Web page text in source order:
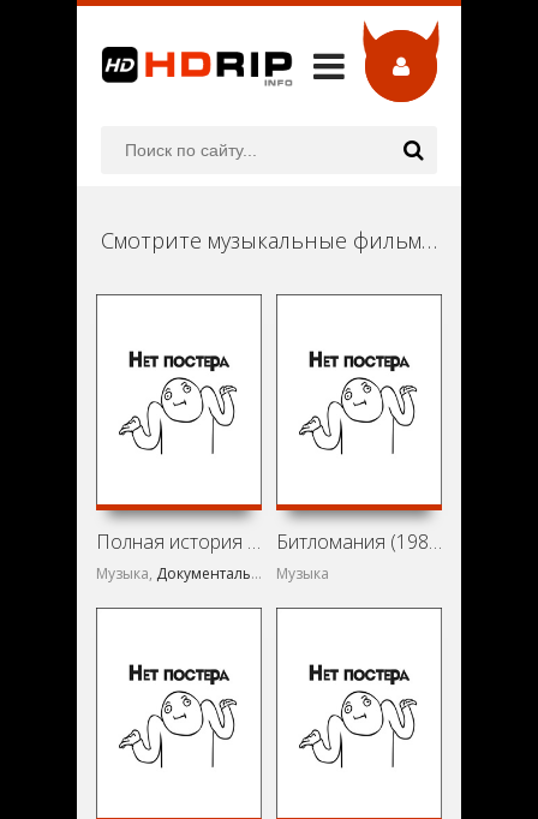
Смотрите музыкальные фильмы онлайн в хорошем качестве
Полная история «Битлз» (1982)
Музыка, Документальный
Битломания (1981)
Музыка